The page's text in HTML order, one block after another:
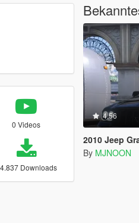
0 Videos
Downloads
4.56
2010 Jeep
By MJNOON